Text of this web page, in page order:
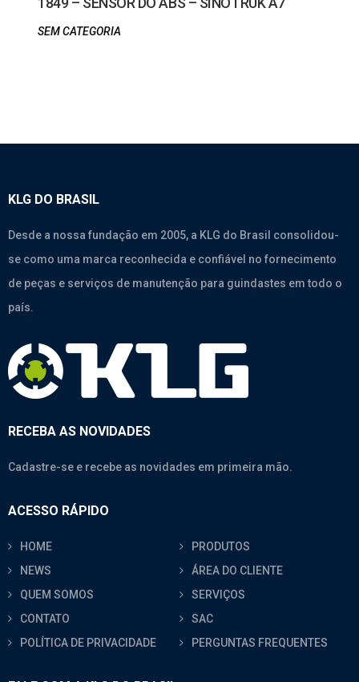
SEM CATEGORIA
KLG DO BRASIL
Desde a nossa fundação em 2005, a KLG do Brasil consolidou-
se como uma marca reconhecida e confiável no fornecimento
de peças e serviços de manutenção para guindastes em todo o
país.
RECEBA AS NOVIDADES
Cadastre-se e recebe as novidades em primeira mão.
ACESSO RÁPIDO
HOME
PRODUTOS
NEWS
ÁREA DO CLIENTE
QUEM SOMOS
SERVIÇOS
CONTATO
SAC
POLÍTICA DE PRIVACIDADE
PERGUNTAS FREQUENTES